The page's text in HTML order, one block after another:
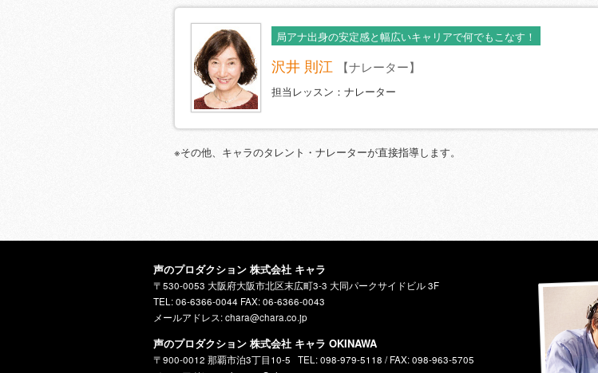
局アナ出身の安定感と幅広いキャリアで何でもこなす！
沢井 則江 【ナレーター】
担当レッスン：ナレーター
※その他、キャラのタレント・ナレーターが直接指導します。
声のプロダクション 株式会社 キャラ
〒530-0053 大阪府大阪市北区末広町3-3 大同パークサイドビル 3F
TEL: 06-6366-0044 FAX: 06-6366-0043
メールアドレス: chara@chara.co.jp
声のプロダクション 株式会社 キャラ OKINAWA
〒900-0012 那覇市泊3丁目10-5
TEL: 098-979-5118 / FAX: 098-963-5705